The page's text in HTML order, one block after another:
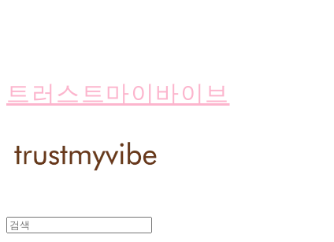
트러스트마이바이브